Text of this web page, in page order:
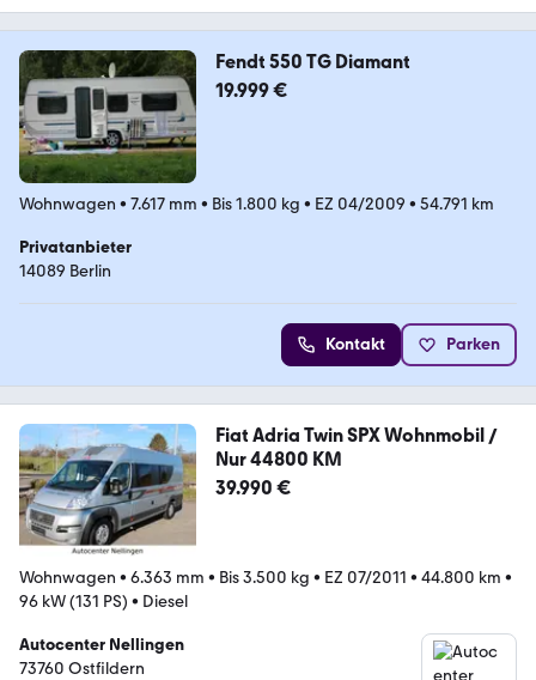
Fendt 550 TG Diamant
19.999 €
Wohnwagen • 7.617 mm • Bis 1.800 kg • EZ 04/2009 • 54.791 km
Privatanbieter
14089 Berlin
Kontakt Parken
Fiat Adria Twin SPX Wohnmobil /
Nur 44800 KM
39.990 €
Wohnwagen • 6.363 mm • Bis 3.500 kg • EZ 07/2011 • 44.800 km •
96 kW (131 PS) • Diesel
Autocenter Nellingen
73760 Ostfildern